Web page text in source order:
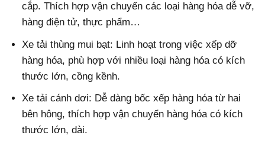
cắp. Thích hợp vận chuyển các loại hàng hóa dễ vỡ,
hàng điện tử, thực phẩm…
Xe tải thùng mui bạt: Linh hoạt trong việc xếp dỡ
hàng hóa, phù hợp với nhiều loại hàng hóa có kích
thước lớn, cồng kềnh.
Xe tải cánh dơi: Dễ dàng bốc xếp hàng hóa từ hai
bên hông, thích hợp vận chuyển hàng hóa có kích
thước lớn, dài.